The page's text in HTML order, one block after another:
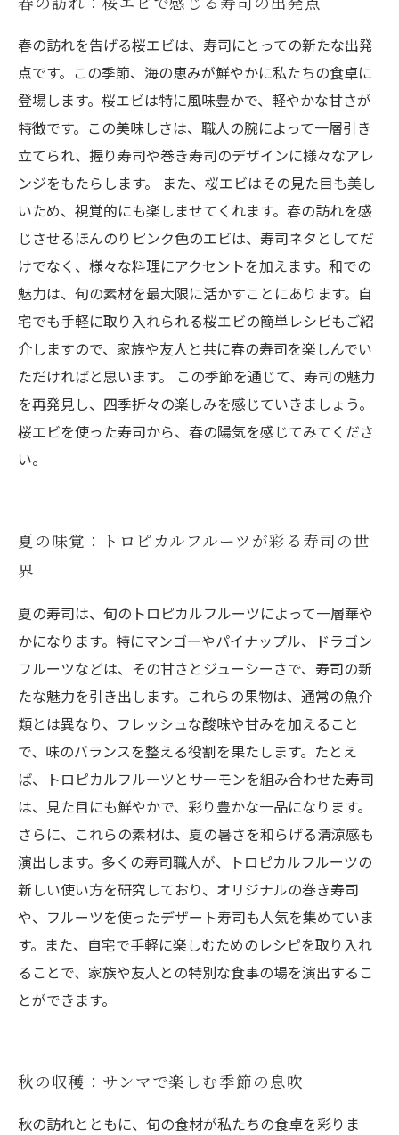
り返る
春の訪れを告げる桜エビは、寿司にとっての新たな出発
点です。この季節、海の恵みが鮮やかに私たちの食卓に
登場します。桜エビは特に風味豊かで、軽やかな甘さが
特徴です。この美味しさは、職人の腕によって一層引き
立てられ、握り寿司や巻き寿司のデザインに様々なアレ
ンジをもたらします。 また、桜エビはその見た目も美し
いため、視覚的にも楽しませてくれます。春の訪れを感
じさせるほんのりピンク色のエビは、寿司ネタとしてだ
けでなく、様々な料理にアクセントを加えます。和での
魅力は、旬の素材を最大限に活かすことにあります。自
宅でも手軽に取り入れられる桜エビの簡単レシピもご紹
介しますので、家族や友人と共に春の寿司を楽しんでい
ただければと思います。 この季節を通じて、寿司の魅力
を再発見し、四季折々の楽しみを感じていきましょう。
桜エビを使った寿司から、春の陽気を感じてみてくださ
い。
夏の味覚：トロピカルフルーツが彩る寿司の世
界
夏の寿司は、旬のトロピカルフルーツによって一層華や
かになります。特にマンゴーやパイナップル、ドラゴン
フルーツなどは、その甘さとジューシーさで、寿司の新
たな魅力を引き出します。これらの果物は、通常の魚介
類とは異なり、フレッシュな酸味や甘みを加えること
で、味のバランスを整える役割を果たします。たとえ
ば、トロピカルフルーツとサーモンを組み合わせた寿司
は、見た目にも鮮やかで、彩り豊かな一品になります。
さらに、これらの素材は、夏の暑さを和らげる清涼感も
演出します。多くの寿司職人が、トロピカルフルーツの
新しい使い方を研究しており、オリジナルの巻き寿司
や、フルーツを使ったデザート寿司も人気を集めていま
す。また、自宅で手軽に楽しむためのレシピを取り入れ
ることで、家族や友人との特別な食事の場を演出するこ
とができます。
秋の収穫：サンマで楽しむ季節の息吹
秋の訪れとともに、旬の食材が私たちの食卓を彩りま